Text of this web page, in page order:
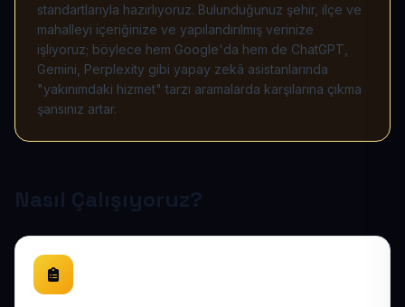
standartlarıyla hazırlıyoruz. Bulunduğunuz şehir, ilçe ve
mahalleyi içeriğinize ve yapılandırılmış verinize
işliyoruz; böylece hem Google'da hem de ChatGPT,
Gemini, Perplexity gibi yapay zekâ asistanlarında
"yakınımdaki hizmet" tarzı aramalarda karşılarına çıkma
şansınız artar.
Nasıl Çalışıyoruz?